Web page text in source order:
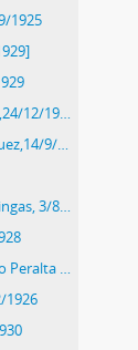
1925
Carta de Alberto Ostria Gutiérrez,24/12/1928
Carta de César Atahualpa Rodríguez,14/9/1925
Carta de Esperanza Velázquez Bringas, 3/8/1927
Carta de Gamaliel Churata (Arturo Peralta Miranda), 24/4/1929
1926